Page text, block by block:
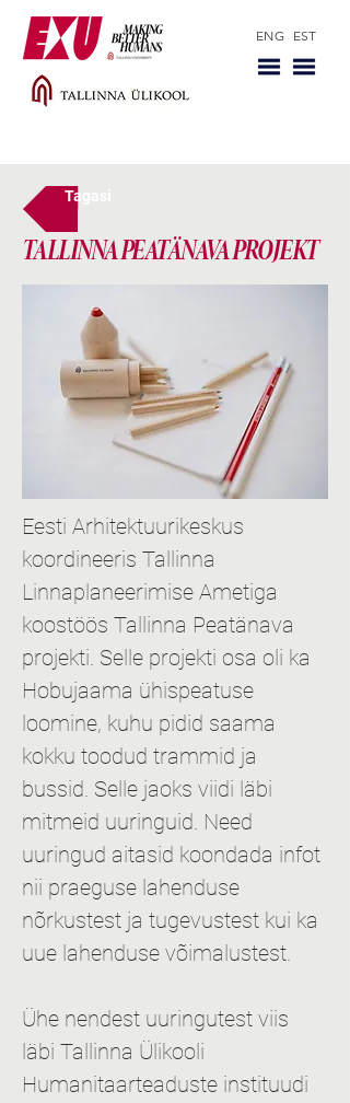
ENG EST
Tagasi
TALLINNA PEATÄNAVA PROJEKT
Eesti Arhitektuurikeskus
koordineeris Tallinna
Linnaplaneerimise Ametiga
koostöös Tallinna Peatänava
projekti. Selle projekti osa oli ka
Hobujaama ühispeatuse
loomine, kuhu pidid saama
kokku toodud trammid ja
bussid. Selle jaoks viidi läbi
mitmeid uuringuid. Need
uuringud aitasid koondada infot
nii praeguse lahenduse
nõrkustest ja tugevustest kui ka
uue lahenduse võimalustest.
Ühe nendest uuringutest viis
läbi Tallinna Ülikooli
Humanitaarteaduste instituudi